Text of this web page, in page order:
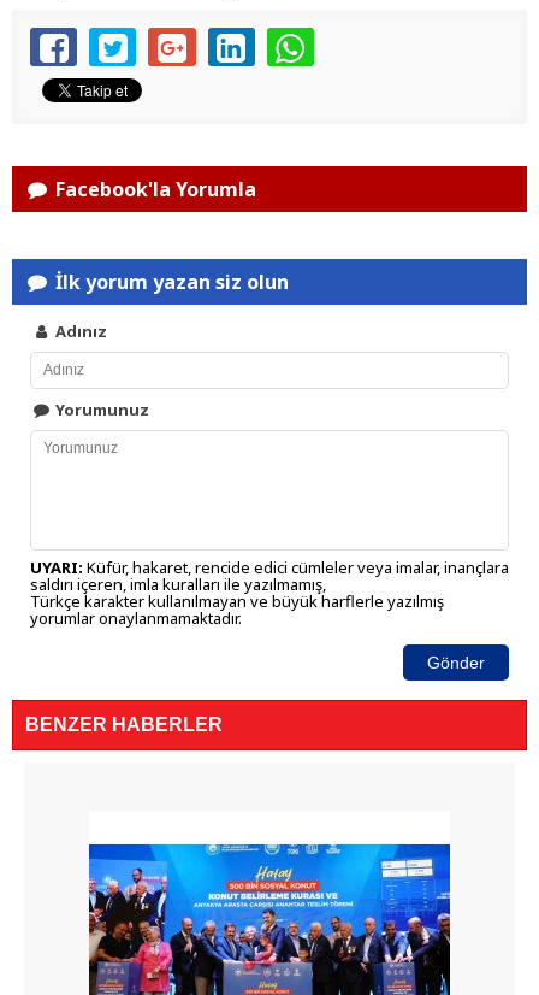
Facebook'la Yorumla
İlk yorum yazan siz olun
Adınız
Yorumunuz
UYARI: Küfür, hakaret, rencide edici cümleler veya imalar, inançlara
saldırı içeren, imla kuralları ile yazılmamış,
Türkçe karakter kullanılmayan ve büyük harflerle yazılmış
yorumlar onaylanmamaktadır.
Gönder
BENZER HABERLER